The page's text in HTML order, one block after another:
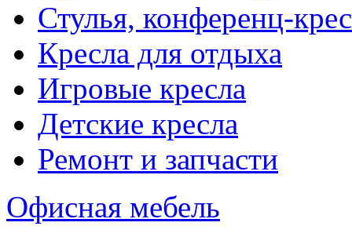
Стулья, конференц-
Кресла для отдыха
Игровые кресла
Детские кресла
Ремонт и запчасти
Офисная мебель